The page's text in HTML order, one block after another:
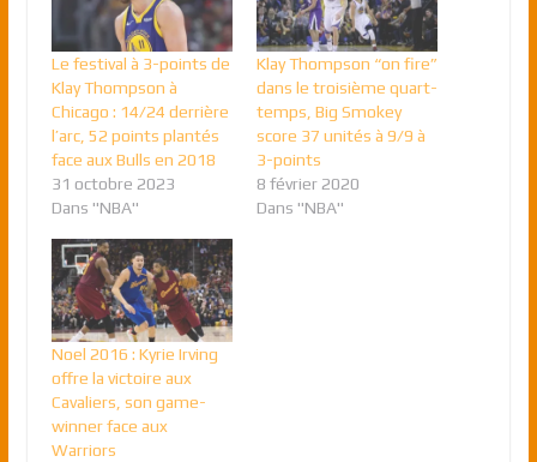
Le festival à 3-points de
Klay Thompson à
Chicago : 14/24 derrière
l’arc, 52 points plantés
face aux Bulls en 2018
31 octobre 2023
Dans "NBA"
Klay Thompson “on fire”
dans le troisième quart-
temps, Big Smokey
score 37 unités à 9/9 à
3-points
8 février 2020
Dans "NBA"
Noel 2016 : Kyrie Irving
offre la victoire aux
Cavaliers, son game-
winner face aux
Warriors